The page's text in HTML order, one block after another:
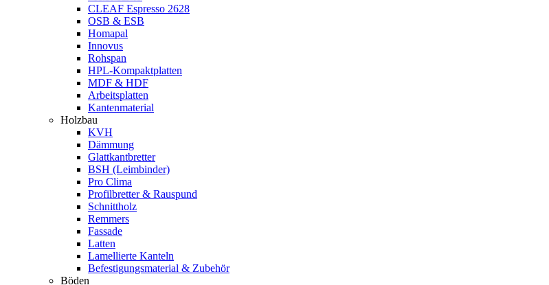
CLEAF Espresso 2628
OSB & ESB
Homapal
Innovus
Rohspan
HPL-Kompaktplatten
MDF & HDF
Arbeitsplatten
Kantenmaterial
Holzbau
KVH
Dämmung
Glattkantbretter
BSH (Leimbinder)
Pro Clima
Profilbretter & Rauspund
Schnittholz
Remmers
Fassade
Latten
Lamellierte Kanteln
Befestigungsmaterial & Zubehör
Böden